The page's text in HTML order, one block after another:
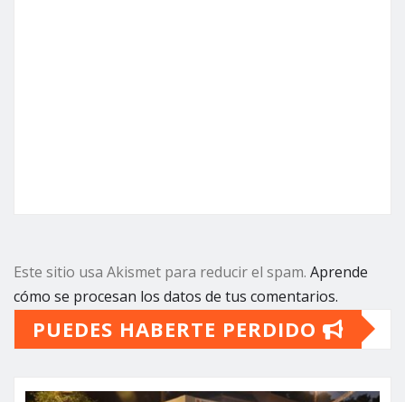
Este sitio usa Akismet para reducir el spam. Aprende
cómo se procesan los datos de tus comentarios.
PUEDES HABERTE PERDIDO